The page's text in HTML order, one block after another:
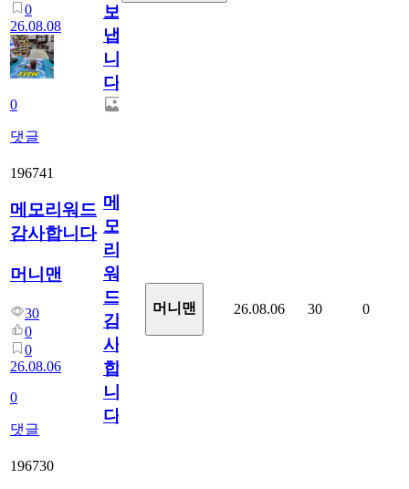
0
26.08.08
0
댓글
보
냅
니
다.
196741
메모리워드
감사합니다
머니맨
30
0
0
26.08.06
0
댓글
메
모
리
워
드
감
사
합
니
다
머니맨 26.08.06 30 0
196730